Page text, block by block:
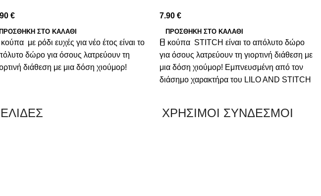
€
ΠΡΟΣΘΉΚΗ ΣΤΟ ΚΑΛΆΘΙ
με ρόδι ευχές για νέο έτος είναι το
δώρο για όσους λατρεύουν τη
διάθεση με μια δόση χιούμορ!
7.90 €
ΠΡΟΣΘΉΚΗ ΣΤΟ ΚΑΛΆΘΙ
Η κούπα STITCH είναι το απόλυτο δώρο
για όσους λατρεύουν τη γιορτινή διάθεση με
μια δόση χιούμορ! Εμπνευσμένη από τον
διάσημο χαρακτήρα του LILO AND STITCH
ΧΡΗΣΙΜΟΙ ΣΥΝΔΕΣΜΟΙ